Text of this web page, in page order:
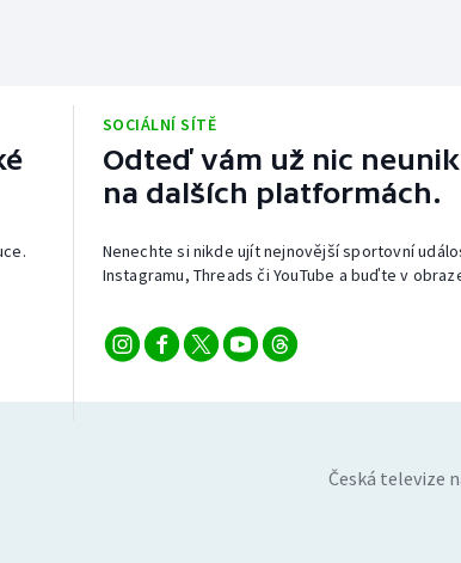
SOCIÁLNÍ SÍTĚ
Odteď vám už nic
na dalších platformách.
Nenechte si nikde ujít nejnovější sportovní
Instagramu, Threads či YouTube a buďte v
Česká televize